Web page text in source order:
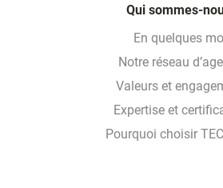
Qui sommes-
En quelques
Notre réseau
Valeurs et
Expertise et
Pourquoi choisir